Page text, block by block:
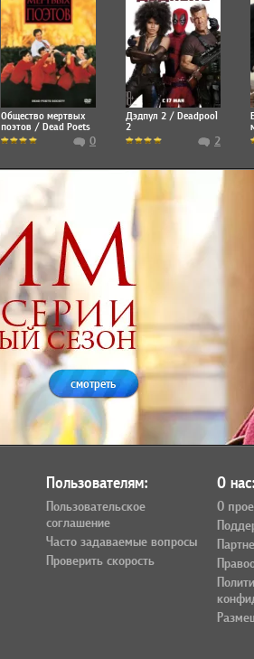
Общество мертвых
поэтов / Dead Poets
Society
0
Дэдпул 2 / Deadpool
2
2
смотреть
Пользователям:
Пользовательское
соглашение
Часто задаваемые вопросы
Проверить скорость
О
О